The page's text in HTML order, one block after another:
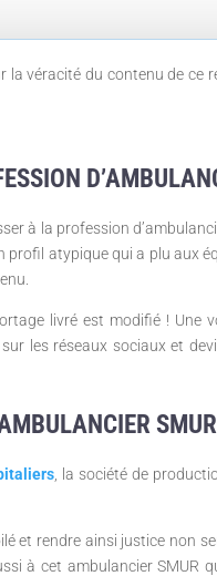
la véracité du contenu de
à la profession
atypique qui a plu aux
livré est modifié ! Une
les réseaux sociaux et
, la société de
et rendre ainsi justice non
à cet ambulancier